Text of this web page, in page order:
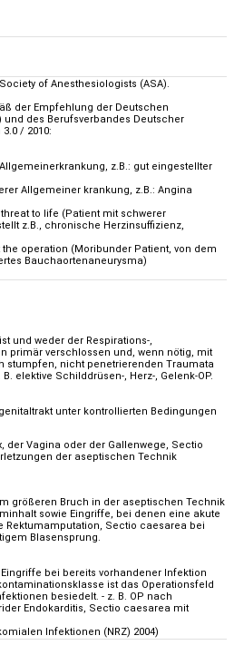
of Anesthesiologists (ASA).
der Empfehlung der Deutschen
und des Berufsverbandes Deutscher
/ 2010:
z.B.: gut eingestellter
Allgemeiner krankung, z.B.: Angina
to life (Patient mit schwerer
z.B., chronische Herzinsuffizienz,
operation (Moribunder Patient, von dem
Bauchaortenaneurysma)
und weder der Respirations-,
primär verschlossen und, wenn nötig, mit
stumpfen, nicht penetrierenden Traumata
elektive Schilddrüsen-, Herz-, Gelenk-OP.
unter kontrollierten Bedingungen
der Vagina oder der Gallenwege, Sectio
der aseptischen Technik
größeren Bruch in der aseptischen Technik
sowie Eingriffe, bei denen eine akute
Rektumamputation, Sectio caesarea bei
Blasensprung.
bei bereits vorhandener Infektion
ist das Operationsfeld
besiedelt. - z. B. OP nach
Endokarditis, Sectio caesarea mit
Infektionen (NRZ) 2004)